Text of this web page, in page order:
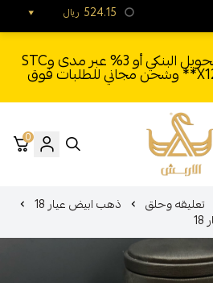
خصم يصل إلى 7.5% بالتحويل البنكي أو 3% عبر مدى وSTC
Pay + خصم بكود **X123** وشحن مجاني للطلبات فوق
الأربش للذهب
0
تعليقه وحلق ذهب ابيض عيار 18
ريال 524.15